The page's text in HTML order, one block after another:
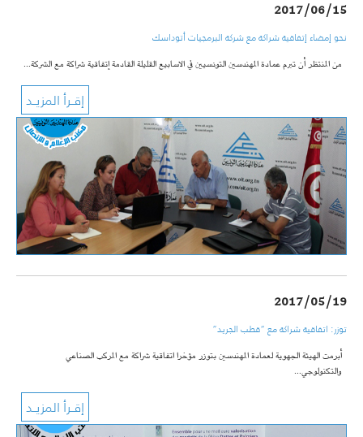
2017/06/15
نحو إمضاء إتفاقية شراكة مع شركة البرمجيات أتوداسك
من المنتظر أن تبرم عمادة المهندسين التونسيين في الاسابيع القليلة القادمة إتفاقية شراكة مع الشركة…
2017/05/19
توزر: اتفاقية شراكة مع “قطب الجريد”
أبرمت الهيئة الجهوية لعمادة المهندسين بتوزر مؤخرا اتفاقية شراكة مع المركب الصناعي
والتكنولوجي…